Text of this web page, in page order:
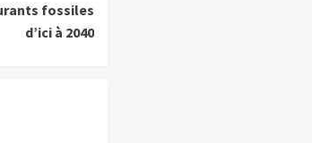
fossiles
d’ici à 2040